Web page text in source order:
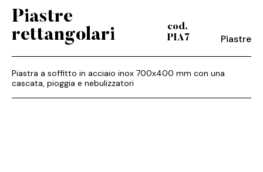
Piastre
rettangolari
cod.
PIA7
Piastre
Piastra a soffitto in acciaio inox 700x400 mm con una
cascata, pioggia e nebulizzatori